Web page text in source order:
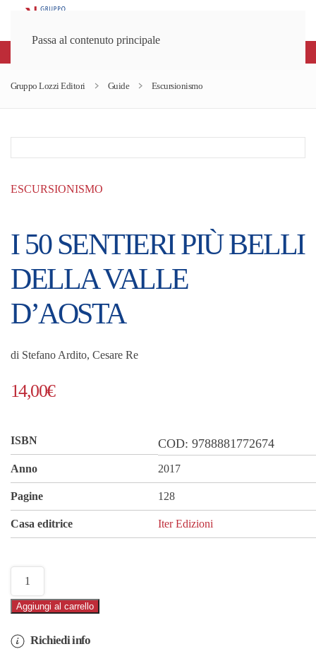
Passa al contenuto principale
Gruppo Lozzi Editori Guide Escursionismo
ESCURSIONISMO
I 50 SENTIERI PIÙ BELLI
DELLA VALLE
D’AOSTA
di Stefano Ardito, Cesare Re
14,00€
ISBN COD: 9788881772674
Anno 2017
Pagine 128
Casa editrice Iter Edizioni
50
sentieri
più
Aggiungi al carrello
Richiedi info